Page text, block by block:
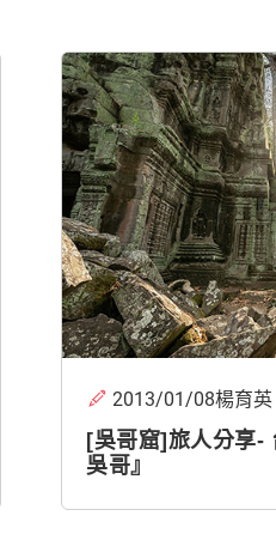
[吳哥窟]旅人分享-
吳哥』
2013/01/08楊育英